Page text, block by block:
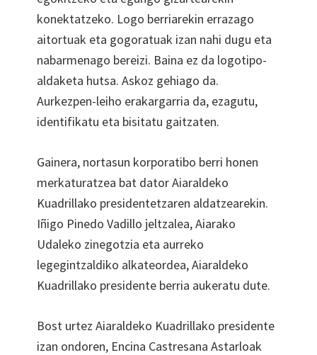
konektatzeko. Logo berriarekin errazago
aitortuak eta gogoratuak izan nahi dugu eta
nabarmenago bereizi. Baina ez da logotipo-
aldaketa hutsa. Askoz gehiago da.
Aurkezpen-leiho erakargarria da, ezagutu,
identifikatu eta bisitatu gaitzaten.
Gainera, nortasun korporatibo berri honen
merkaturatzea bat dator Aiaraldeko
Kuadrillako presidentetzaren aldatzearekin.
Iñigo Pinedo Vadillo jeltzalea, Aiarako
Udaleko zinegotzia eta aurreko
legegintzaldiko alkateordea, Aiaraldeko
Kuadrillako presidente berria aukeratu dute.
Bost urtez Aiaraldeko Kuadrillako presidente
izan ondoren, Encina Castresana Astarloak